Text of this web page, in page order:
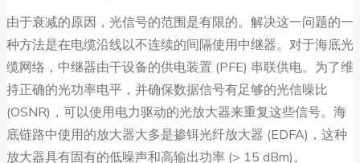
由于衰减的原因，光信号的范围是有限的。解决这一问题的一
种方法是在电缆沿线以不连续的间隔使用中继器。对于海底光
缆网络，中继器由干设备的供电装置 (PFE) 串联供电。为了维
持正确的光功率电平，并确保数据信号有足够的光信噪比
(OSNR)，可以使用电力驱动的光放大器来重复这些信号。海
底链路中使用的放大器大多是掺铒光纤放大器 (EDFA)，这种
放大器具有固有的低噪声和高输出功率 (> 15 dBm)。